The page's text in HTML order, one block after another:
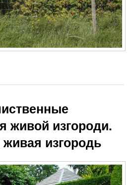
живой изгороди.
изгородь